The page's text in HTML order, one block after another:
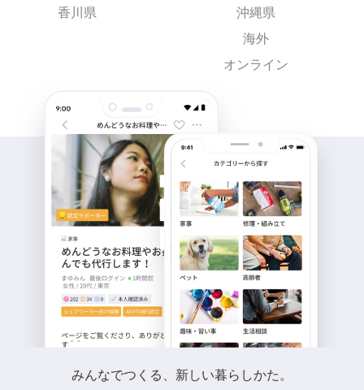
香川県
沖縄県
海外
オンライン
みんなでつくる、新しい暮らしかた。